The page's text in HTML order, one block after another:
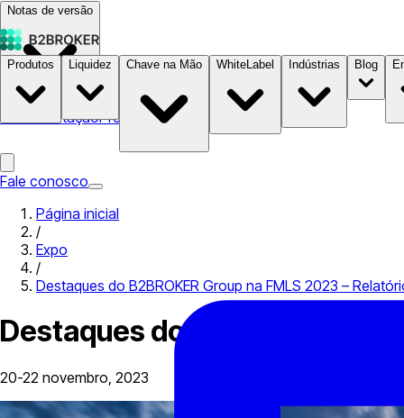
Notas de versão
DocumentaçãoPreços B2STORE
Produtos Liquidez Chave na Mão WhiteLabel Indústrias Blog
Fale conosco
Página inicial
/
Expo
/
Destaques do B2BROKER Group na FMLS 2023 –
Destaques do B2BROKER
20-22 novembro, 2023